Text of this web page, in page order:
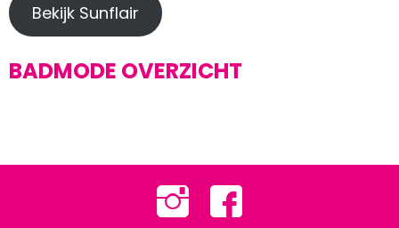
Bekijk Sunflair
BADMODE OVERZICHT